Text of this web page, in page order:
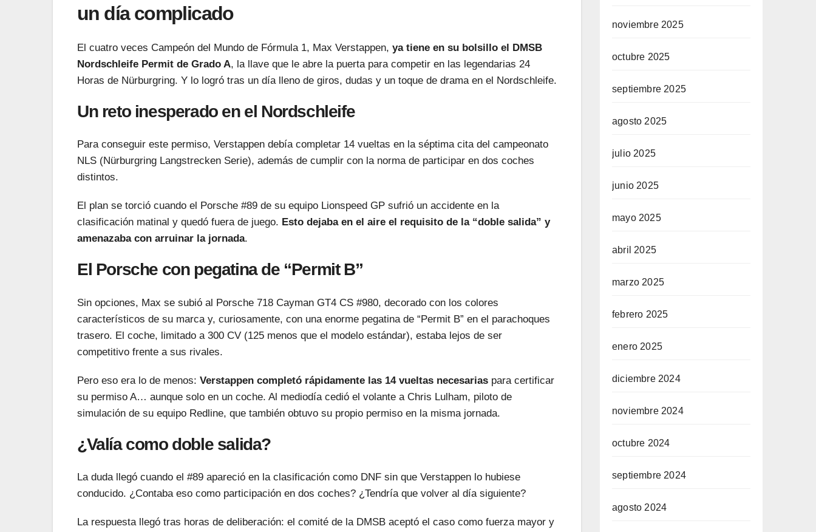
un día complicado
El cuatro veces Campeón del Mundo de Fórmula 1, Max Verstappen, ya tiene en su bolsillo el DMSB
Nordschleife Permit de Grado A, la llave que le abre la puerta para competir en las legendarias 24
Horas de Nürburgring. Y lo logró tras un día lleno de giros, dudas y un toque de drama en el Nordschleife.
Un reto inesperado en el Nordschleife
Para conseguir este permiso, Verstappen debía completar 14 vueltas en la séptima cita del campeonato
NLS (Nürburgring Langstrecken Serie), además de cumplir con la norma de participar en dos coches
distintos.
El plan se torció cuando el Porsche #89 de su equipo Lionspeed GP sufrió un accidente en la
clasificación matinal y quedó fuera de juego. Esto dejaba en el aire el requisito de la “doble salida” y
amenazaba con arruinar la jornada.
El Porsche con pegatina de “Permit B”
Sin opciones, Max se subió al Porsche 718 Cayman GT4 CS #980, decorado con los colores
característicos de su marca y, curiosamente, con una enorme pegatina de “Permit B” en el parachoques
trasero. El coche, limitado a 300 CV (125 menos que el modelo estándar), estaba lejos de ser
competitivo frente a sus rivales.
Pero eso era lo de menos: Verstappen completó rápidamente las 14 vueltas necesarias para certificar
su permiso A… aunque solo en un coche. Al mediodía cedió el volante a Chris Lulham, piloto de
simulación de su equipo Redline, que también obtuvo su propio permiso en la misma jornada.
¿Valía como doble salida?
La duda llegó cuando el #89 apareció en la clasificación como DNF sin que Verstappen lo hubiese
conducido. ¿Contaba eso como participación en dos coches? ¿Tendría que volver al día siguiente?
La respuesta llegó tras horas de deliberación: el comité de la DMSB aceptó el caso como fuerza mayor y
noviembre 2025
octubre 2025
septiembre 2025
agosto 2025
julio 2025
junio 2025
mayo 2025
abril 2025
marzo 2025
febrero 2025
enero 2025
diciembre 2024
noviembre 2024
octubre 2024
septiembre 2024
agosto 2024